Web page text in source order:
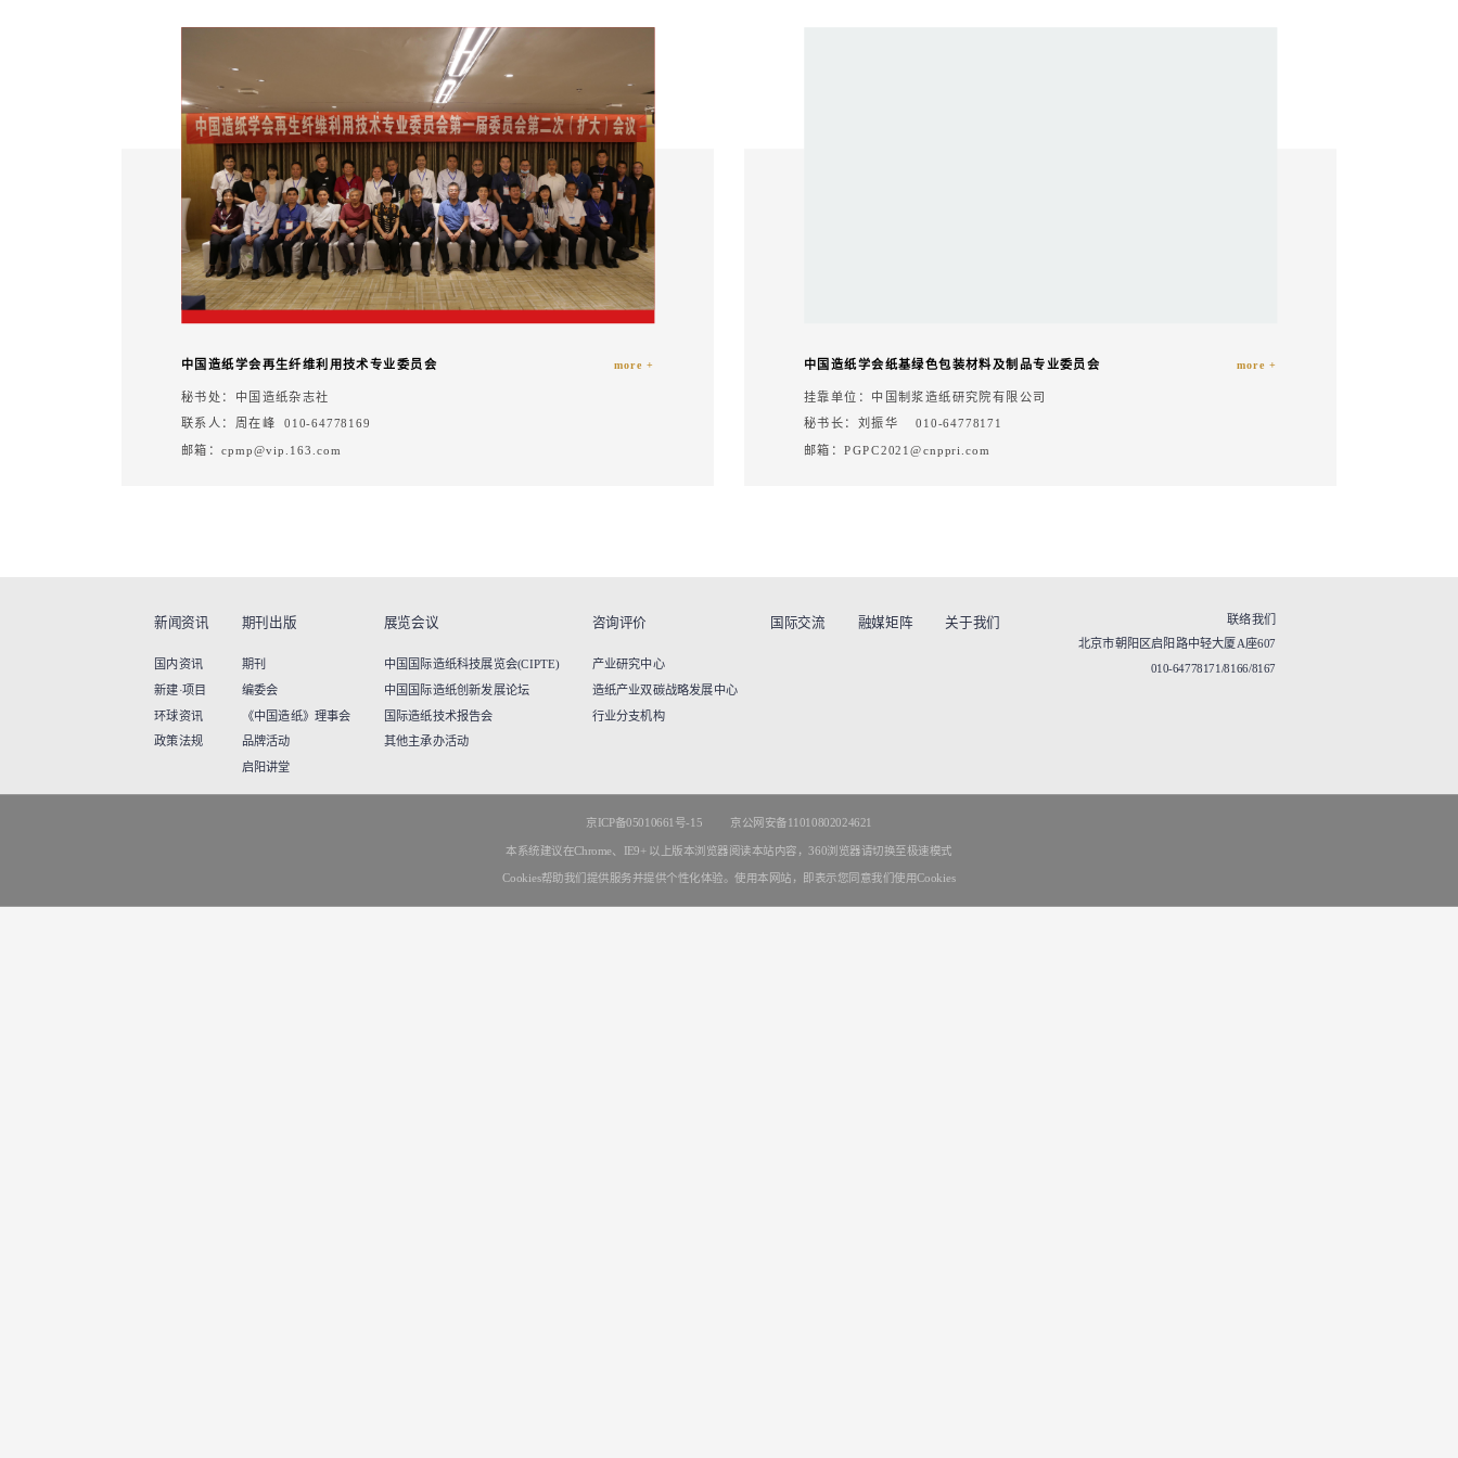
中国造纸学会再生纤维利用技术专业委员会 more +
秘书处：中国造纸杂志社
联系人：周在峰 010-64778169
邮箱：cpmp@vip.163.com
中国造纸学会纸基绿色包装材料及制品专业委员会 more +
挂靠单位：中国制浆造纸研究院有限公司
秘书长：刘振华 010-64778171
邮箱：PGPC2021@cnppri.com
新闻资讯
国内资讯
新建·项目
环球资讯
政策法规
期刊出版
期刊
编委会
《中国造纸》理事会
品牌活动
启阳讲堂
展览会议
中国国际造纸科技展览会(CIPTE)
中国国际造纸创新发展论坛
国际造纸技术报告会
其他主承办活动
咨询评价
产业研究中心
造纸产业双碳战略发展中心
行业分支机构
国际交流 融媒矩阵 关于我们 联络我们
北京市朝阳区启阳路中轻大厦A座607
010-64778171/8166/8167
京ICP备05010661号-15 京公网安备11010802024621
本系统建议在Chrome、IE9+ 以上版本浏览器阅读本站内容，360浏览器请切换至极速模式
Cookies帮助我们提供服务并提供个性化体验。使用本网站，即表示您同意我们使用Cookies